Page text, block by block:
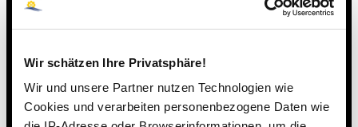
Wir schätzen Ihre Privatsphäre!
Wir und unsere Partner nutzen Technologien wie
Cookies und verarbeiten personenbezogene Daten wie
Bronze für das Team mit
Jana Vollhardt bei den